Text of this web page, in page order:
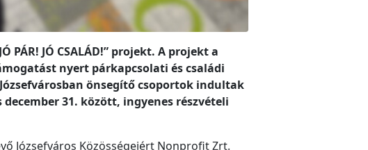
PÁR! JÓ CSALÁD!” projekt. A projekt a
nyert párkapcsolati és családi
önsegítő csoportok indultak
31. között, ingyenes részvételi
Józsefváros Közösségeiért Nonprofit Zrt.